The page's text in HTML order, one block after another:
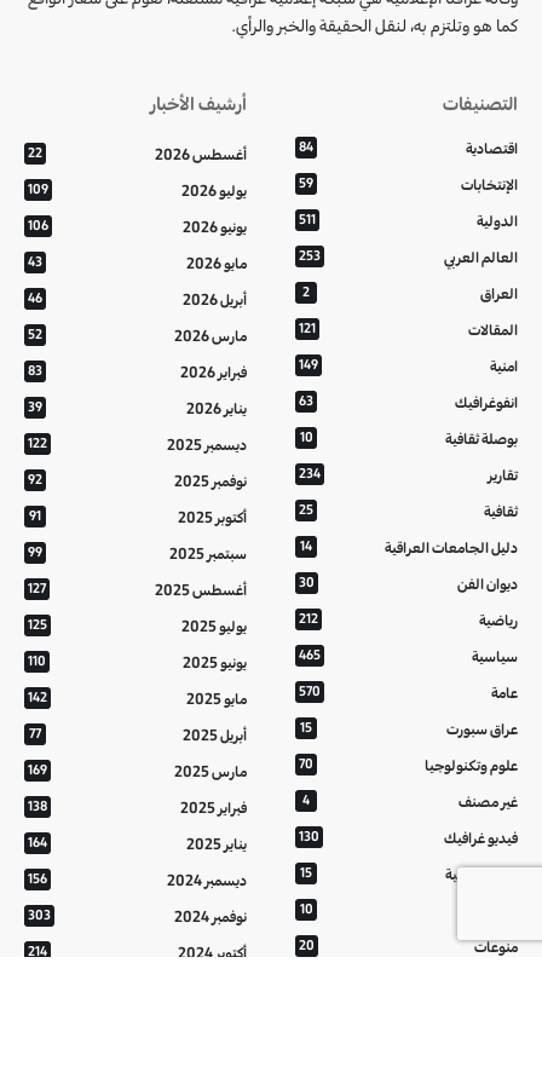
كما هو وتلتزم به، لنقل الحقيقة والخبر والرأي.
التصنيفات
اقتصادية 84
الإنتخابات 59
الدولية 511
العالم العربي 253
العراق 2
المقالات 121
امنية 149
انفوغرافيك 63
بوصلة ثقافية 10
تقارير 234
ثقافية 25
دليل الجامعات العراقية 14
ديوان الفن 30
رياضية 212
سياسية 465
عامة 570
عراق سبورت 15
علوم وتكنولوجيا 70
غير مصنف 4
فيديو غرافيك 130
معالم عراقية 15
10
منوعات 20
أرشيف الأخبار
أغسطس 2026 22
يوليو 2026 109
يونيو 2026 106
مايو 2026 43
أبريل 2026 46
مارس 2026 52
فبراير 2026 83
يناير 2026 39
ديسمبر 2025 122
نوفمبر 2025 92
أكتوبر 2025 91
سبتمبر 2025 99
أغسطس 2025 127
يوليو 2025 125
يونيو 2025 110
مايو 2025 142
أبريل 2025 77
مارس 2025 169
فبراير 2025 138
يناير 2025 164
ديسمبر 2024 156
نوفمبر 2024 303
أكتوبر 2024 214